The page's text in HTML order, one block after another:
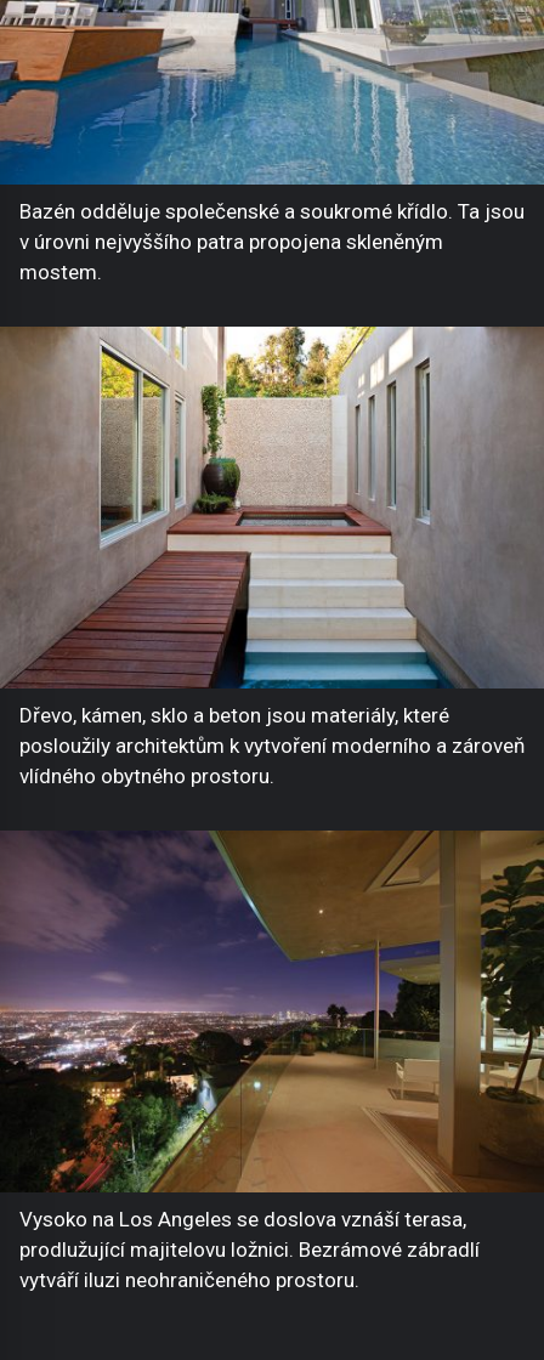
Bazén odděluje společenské a soukromé křídlo. Ta jsou
v úrovni nejvyššího patra propojena skleněným
mostem.
Dřevo, kámen, sklo a beton jsou materiály, které
posloužily architektům k vytvoření moderního a zároveň
vlídného obytného prostoru.
Vysoko na Los Angeles se doslova vznáší terasa,
prodlužující majitelovu ložnici. Bezrámové zábradlí
vytváří iluzi neohraničeného prostoru.